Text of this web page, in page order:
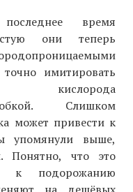
время
они теперь
имитировать
кислорода
Слишком
может привести к
упомянули выше,
Понятно, что это
к подорожанию